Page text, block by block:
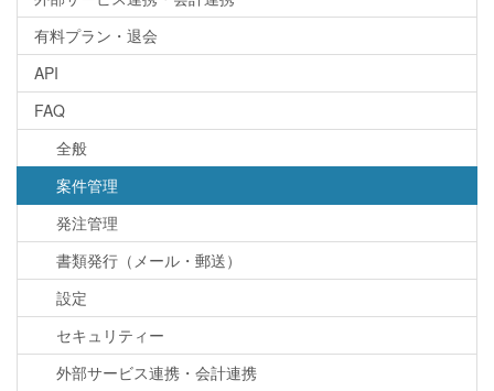
有料プラン・退会
API
FAQ
全般
案件管理
発注管理
書類発行（メール・郵送）
設定
セキュリティー
外部サービス連携・会計連携